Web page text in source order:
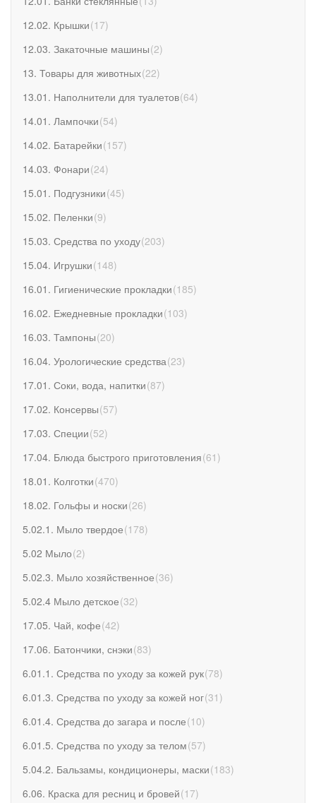
12.02. Крышки(17)
12.03. Закаточные машины(2)
13. Товары для животных(22)
13.01. Наполнители для туалетов(64)
14.01. Лампочки(54)
14.02. Батарейки(157)
14.03. Фонари(24)
15.01. Подгузники(45)
15.02. Пеленки(9)
15.03. Средства по уходу(203)
15.04. Игрушки(148)
16.01. Гигиенические прокладки(185)
16.02. Ежедневные прокладки(103)
16.03. Тампоны(20)
16.04. Урологические средства(23)
17.01. Соки, вода, напитки(87)
17.02. Консервы(57)
17.03. Специи(52)
17.04. Блюда быстрого приготовления(61 )
18.01. Колготки(470)
18.02. Гольфы и носки(26)
5.02.1. Мыло твердое(178)
5.02 Мыло(2)
5.02.3. Мыло хозяйственное(36)
5.02.4 Мыло детское(32)
17.05. Чай, кофе(42)
17.06. Батончики, снэки(83)
6.01.1. Средства по уходу за кожей рук(78)
6.01.3. Средства по уходу за кожей ног(31 )
6.01.4. Средства до загара и после(10)
6.01.5. Средства по уходу за телом(57)
5.04.2. Бальзамы, кондиционеры, маски(183)
6.06. Краска для ресниц и бровей(17)